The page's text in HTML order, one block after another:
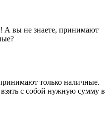
А вы не знаете, принимают
только наличные.
с собой нужную сумму в